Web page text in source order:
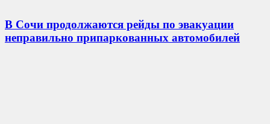
В Сочи продолжаются рейды по эвакуации
неправильно припаркованных автомобилей